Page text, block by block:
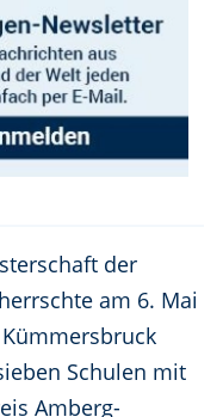
der
am 6. Mai
Schulen mit
Amberg-